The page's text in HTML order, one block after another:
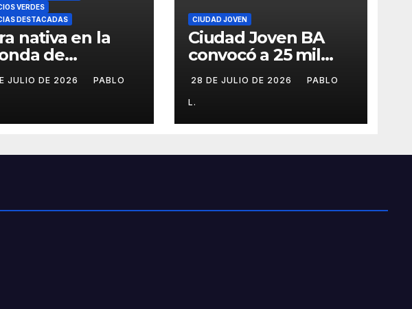
VERDES
DESTACADAS
nativa en la
de
JULIO DE 2026 PABLO
CIUDAD JOVEN
Ciudad Joven BA
convocó a 25 mil
personas
28 DE JULIO DE 2026 PABLO
L.